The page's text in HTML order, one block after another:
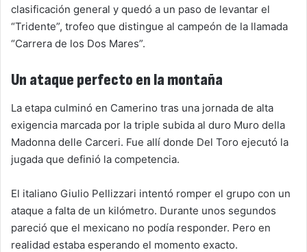
clasificación general y quedó a un paso de levantar el
“Tridente”, trofeo que distingue al campeón de la llamada
“Carrera de los Dos Mares”.
Un ataque perfecto en la montaña
La etapa culminó en Camerino tras una jornada de alta
exigencia marcada por la triple subida al duro Muro della
Madonna delle Carceri. Fue allí donde Del Toro ejecutó la
jugada que definió la competencia.
El italiano Giulio Pellizzari intentó romper el grupo con un
ataque a falta de un kilómetro. Durante unos segundos
pareció que el mexicano no podía responder. Pero en
realidad estaba esperando el momento exacto.